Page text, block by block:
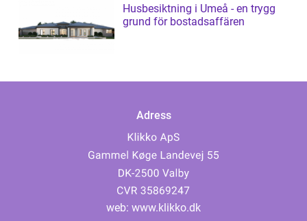
Husbesiktning i Umeå - en trygg
grund för bostadsaffären
Adress
web: www.klikko.dk